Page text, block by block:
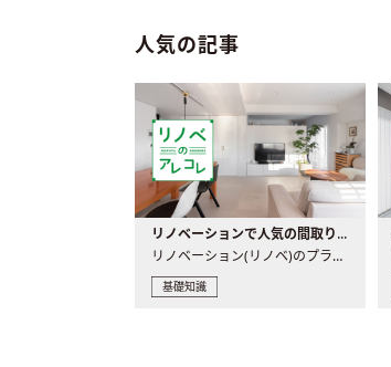
人気の記事
リノベーションで人気の間取りとは？トレンドの間取りと実例を徹底解説
リノベーション(リノベ)のプランニングで一番最初に決めるのは..
基礎知識